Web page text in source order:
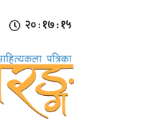
२० : १७ : १६